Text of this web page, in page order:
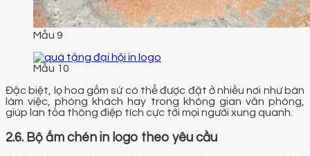
Mẫu 9
Mẫu 10
Đặc biệt, lọ hoa gốm sứ có thể được đặt ở nhiều nơi như bàn
làm việc, phòng khách hay trong không gian văn phòng,
giúp lan tỏa thông điệp tích cực tới mọi người xung quanh.
2.6. Bộ ấm chén in logo theo yêu cầu